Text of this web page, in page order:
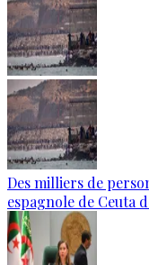
Des milliers de
espagnole de Ceuta